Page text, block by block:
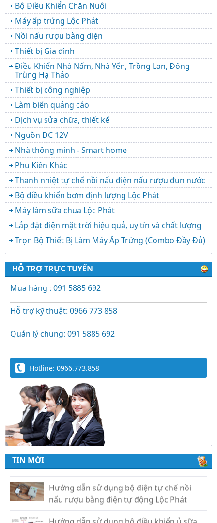
Bộ Điều Khiển Chăn Nuôi
Máy ấp trứng Lộc Phát
Nồi nấu rượu bằng điện
Thiết bị Gia đình
Điều Khiển Nhà Nấm, Nhà Yến, Trồng Lan, Đông
Trùng Hạ Thảo
Thiết bị công nghiệp
Làm biển quảng cáo
Dịch vụ sửa chữa, thiết kế
Nguồn DC 12V
Nhà thông minh - Smart home
Phụ Kiện Khác
Thanh nhiệt tự chế nồi nấu điện nấu rượu đun nước
Bộ điều khiển bơm định lượng Lộc Phát
Máy làm sữa chua Lộc Phát
Lắp đặt điện mặt trời hiệu quả, uy tín và chất lượng
Trọn Bộ Thiết Bị Làm Máy Ấp Trứng (Combo Đầy Đủ)
HỖ TRỢ TRỰC TUYẾN
Mua hàng : 091 5885 692
Hỗ trợ kỹ thuật: 0966 773 858
Quản lý chung: 091 5885 692
Hotline: 0966.773.858
TIN MỚI
Trứng Giả Lộc Phát Có Nước - Giải Pháp Ấp
Hiệu Quả Cho Gà, Vịt, Bồ Câu
Video hướng dẫn cài đặt bộ điều khiển ấp
trứng Lộc Phát ĐK880, DK2200, ĐKMACN,
ĐK2200
Hướng dẫn sử dụng bộ điều khiển ủ sữa
chua công nghiệp Lộc Phát